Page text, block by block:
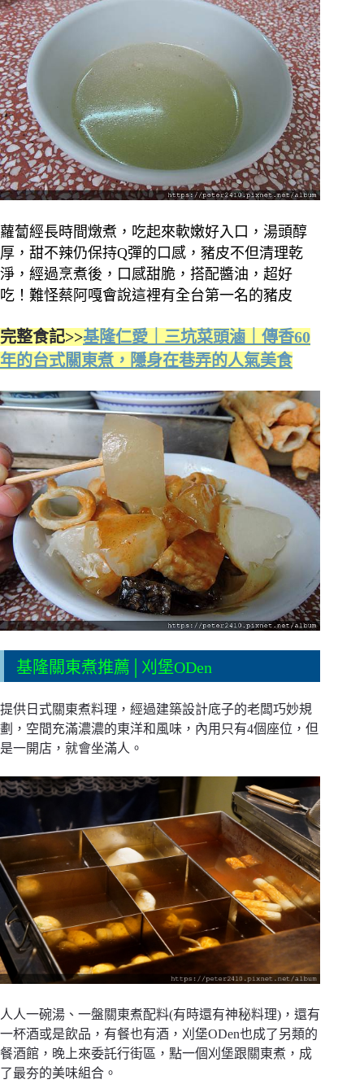
蘿蔔經長時間燉煮，吃起來軟嫩好入口，湯頭醇
厚，甜不辣仍保持Q彈的口感，豬皮不但清理乾
淨，經過烹煮後，口感甜脆，搭配醬油，超好
吃！難怪蔡阿嘎會說這裡有全台第一名的豬皮
完整食記>>基隆仁愛｜三坑菜頭滷｜傳香60
年的台式關東煮，隱身在巷弄的人氣美食
基隆關東煮推薦│刈堡ODen
提供日式關東煮料理，經過建築設計底子的老闆巧妙規
劃，空間充滿濃濃的東洋和風味，內用只有4個座位，但
是一開店，就會坐滿人。
人人一碗湯、一盤關東煮配料(有時還有神秘料理)，還有
一杯酒或是飲品，有餐也有酒，刈堡ODen也成了另類的
餐酒館，晚上來委託行街區，點一個刈堡跟關東煮，成
了最夯的美味組合。